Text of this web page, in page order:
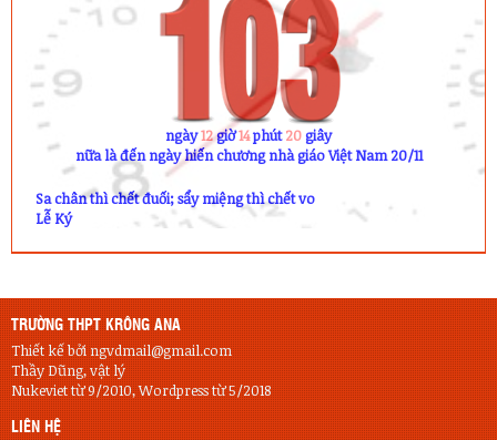
ngày12giờ14phút20giây
nữa là đến ngày hiến chương nhà giáo Việt Nam 20/11
Sa chân thì chết đuối; sẩy miệng thì chết vo
Lễ Ký
TRƯỜNG THPT KRÔNG ANA
Thiết kế bởi ngvdmail@gmail.com
Thầy Dũng, vật lý
Nukeviet từ 9/2010, Wordpress từ 5/2018
LIÊN HỆ